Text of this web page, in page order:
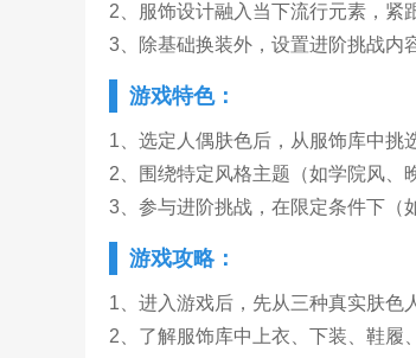
2、服饰设计融入当下流行元素，紧
3、除基础换装外，设置进阶挑战内
游戏特色：
1、选定人偶肤色后，从服饰库中挑
2、围绕特定风格主题（如学院风、
3、参与进阶挑战，在限定条件下（
游戏攻略：
1、进入游戏后，先从三种真实肤色
2、了解服饰库中上衣、下装、鞋履